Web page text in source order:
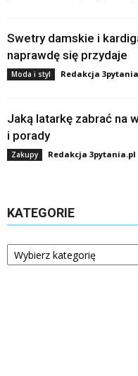
Swetry damskie i
naprawdę się przydaje
Moda i styl Redakcja
Jaką latarkę zabrać na
i porady
Zakupy Redakcja 3pytania.pl
KATEGORIE
Kategorie